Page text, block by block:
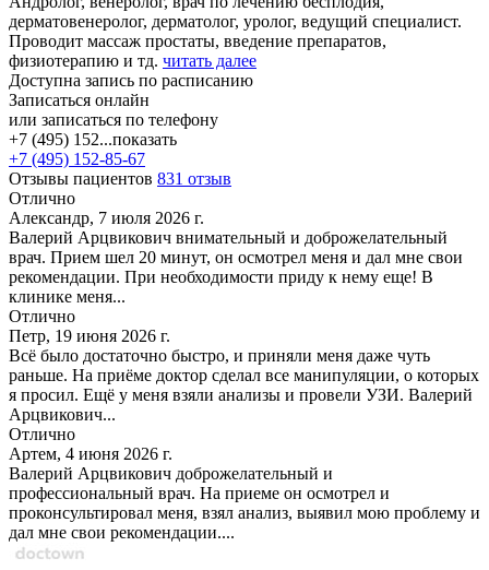
дерматовенеролог, дерматолог, уролог, ведущий специалист.
Проводит массаж простаты, введение препаратов,
физиотерапию и тд. читать далее
Доступна запись по расписанию
Записаться онлайн
или записаться по телефону
+7 (495) 152...показать
+7 (495) 152-85-67
Отзывы пациентов 831 отзыв
Отлично
Александр, 7 июля 2026 г.
Валерий Арцвикович внимательный и доброжелательный
врач. Прием шел 20 минут, он осмотрел меня и дал мне свои
рекомендации. При необходимости приду к нему еще! В
клинике меня...
Отлично
Петр, 19 июня 2026 г.
Всё было достаточно быстро, и приняли меня даже чуть
раньше. На приёме доктор сделал все манипуляции, о которых
я просил. Ещё у меня взяли анализы и провели УЗИ. Валерий
Арцвикович...
Отлично
Артем, 4 июня 2026 г.
Валерий Арцвикович доброжелательный и
профессиональный врач. На приеме он осмотрел и
проконсультировал меня, взял анализ, выявил мою проблему и
дал мне свои рекомендации....